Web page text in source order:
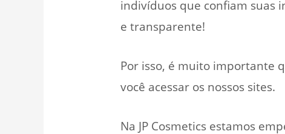
indivíduos que confiam suas
e transparente!
Por isso, é muito importante
você acessar os nossos sites.
Na JP Cosmetics estamos